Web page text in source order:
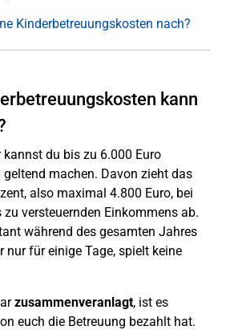
Kinderbetreuungskosten nach?
kann
du bis zu 6.000 Euro
geltend machen. Davon zieht das
also maximal 4.800 Euro, bei
versteuernden Einkommens ab.
während des gesamten Jahres
nur für einige Tage, spielt keine
zusammenveranlagt, ist es
euch die Betreuung bezahlt hat.